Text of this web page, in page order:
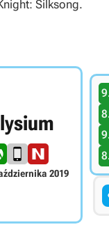
Silksong.
2019